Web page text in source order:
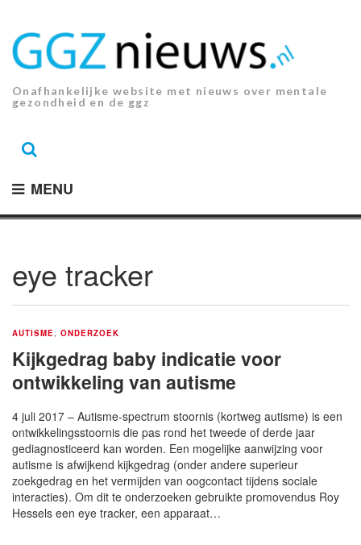
inhoud.
Onafhankelijke website met nieuws over mentale
gezondheid en de ggz
MENU
eye tracker
AUTISME ONDERZOEK
Kijkgedrag baby indicatie voor
ontwikkeling van autisme
4 juli 2017 – Autisme-spectrum stoornis (kortweg autisme) is een
ontwikkelingsstoornis die pas rond het tweede of derde jaar
gediagnosticeerd kan worden. Een mogelijke aanwijzing voor
autisme is afwijkend kijkgedrag (onder andere superieur
zoekgedrag en het vermijden van oogcontact tijdens sociale
interacties). Om dit te onderzoeken gebruikte promovendus Roy
Hessels een eye tracker, een apparaat…